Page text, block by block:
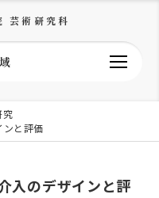
芸術研究科
究
ンと評価
入のデザインと評